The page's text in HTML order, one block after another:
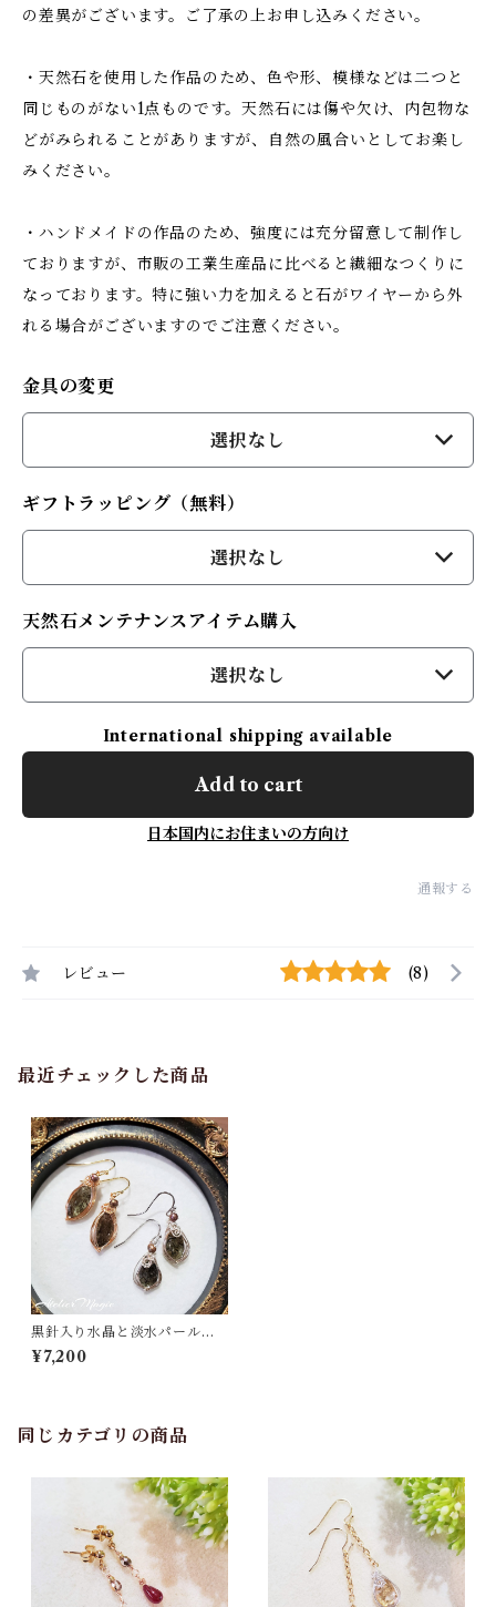
の差異がございます。ご了承の上お申し込みください。
・天然石を使用した作品のため、色や形、模様などは二つと
同じものがない1点ものです。天然石には傷や欠け、内包物な
どがみられることがありますが、自然の風合いとしてお楽し
みください。
・ハンドメイドの作品のため、強度には充分留意して制作し
ておりますが、市販の工業生産品に比べると繊細なつくりに
なっております。特に強い力を加えると石がワイヤーから外
れる場合がございますのでご注意ください。
金具の変更
選択なし
ギフトラッピング（無料）
選択なし
天然石メンテナンスアイテム購入
選択なし
International shipping available
Add to cart
日本国内にお住まいの方向け
通報する
レビュー (8)
最近チェックした商品
黒針入り水晶と淡水パールの
ピアス
¥7,200
同じカテゴリの商品